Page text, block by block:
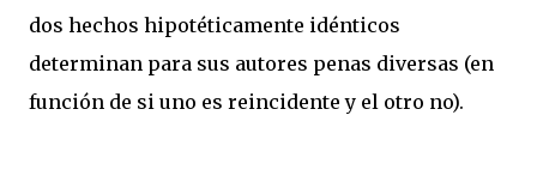
dos hechos hipotéticamente idénticos
determinan para sus autores penas diversas (en
función de si uno es reincidente y el otro no).